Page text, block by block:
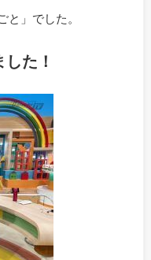
」でした。
た！